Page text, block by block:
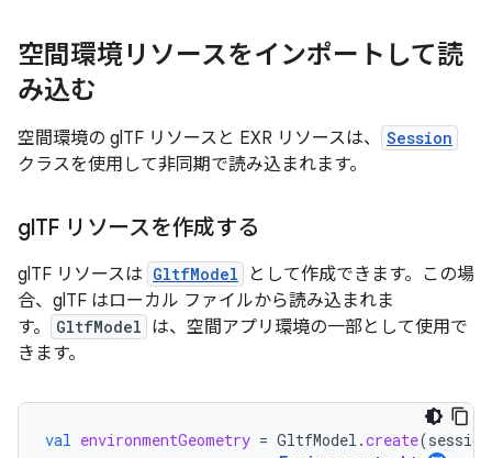
空間環境リソースをインポートして読
み込む
空間環境の glTF リソースと EXR リソースは、 Session
クラスを使用して非同期で読み込まれます。
glTF リソースを作成する
glTF リソースは GltfModel
として作成できます。この場
合、glTF はローカル ファイルから読み込まれま
す。
GltfModel は、空間アプリ環境の一部として使用で
きます。
val environmentGeometry = GltfModel .create(session